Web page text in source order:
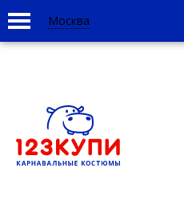
Москва